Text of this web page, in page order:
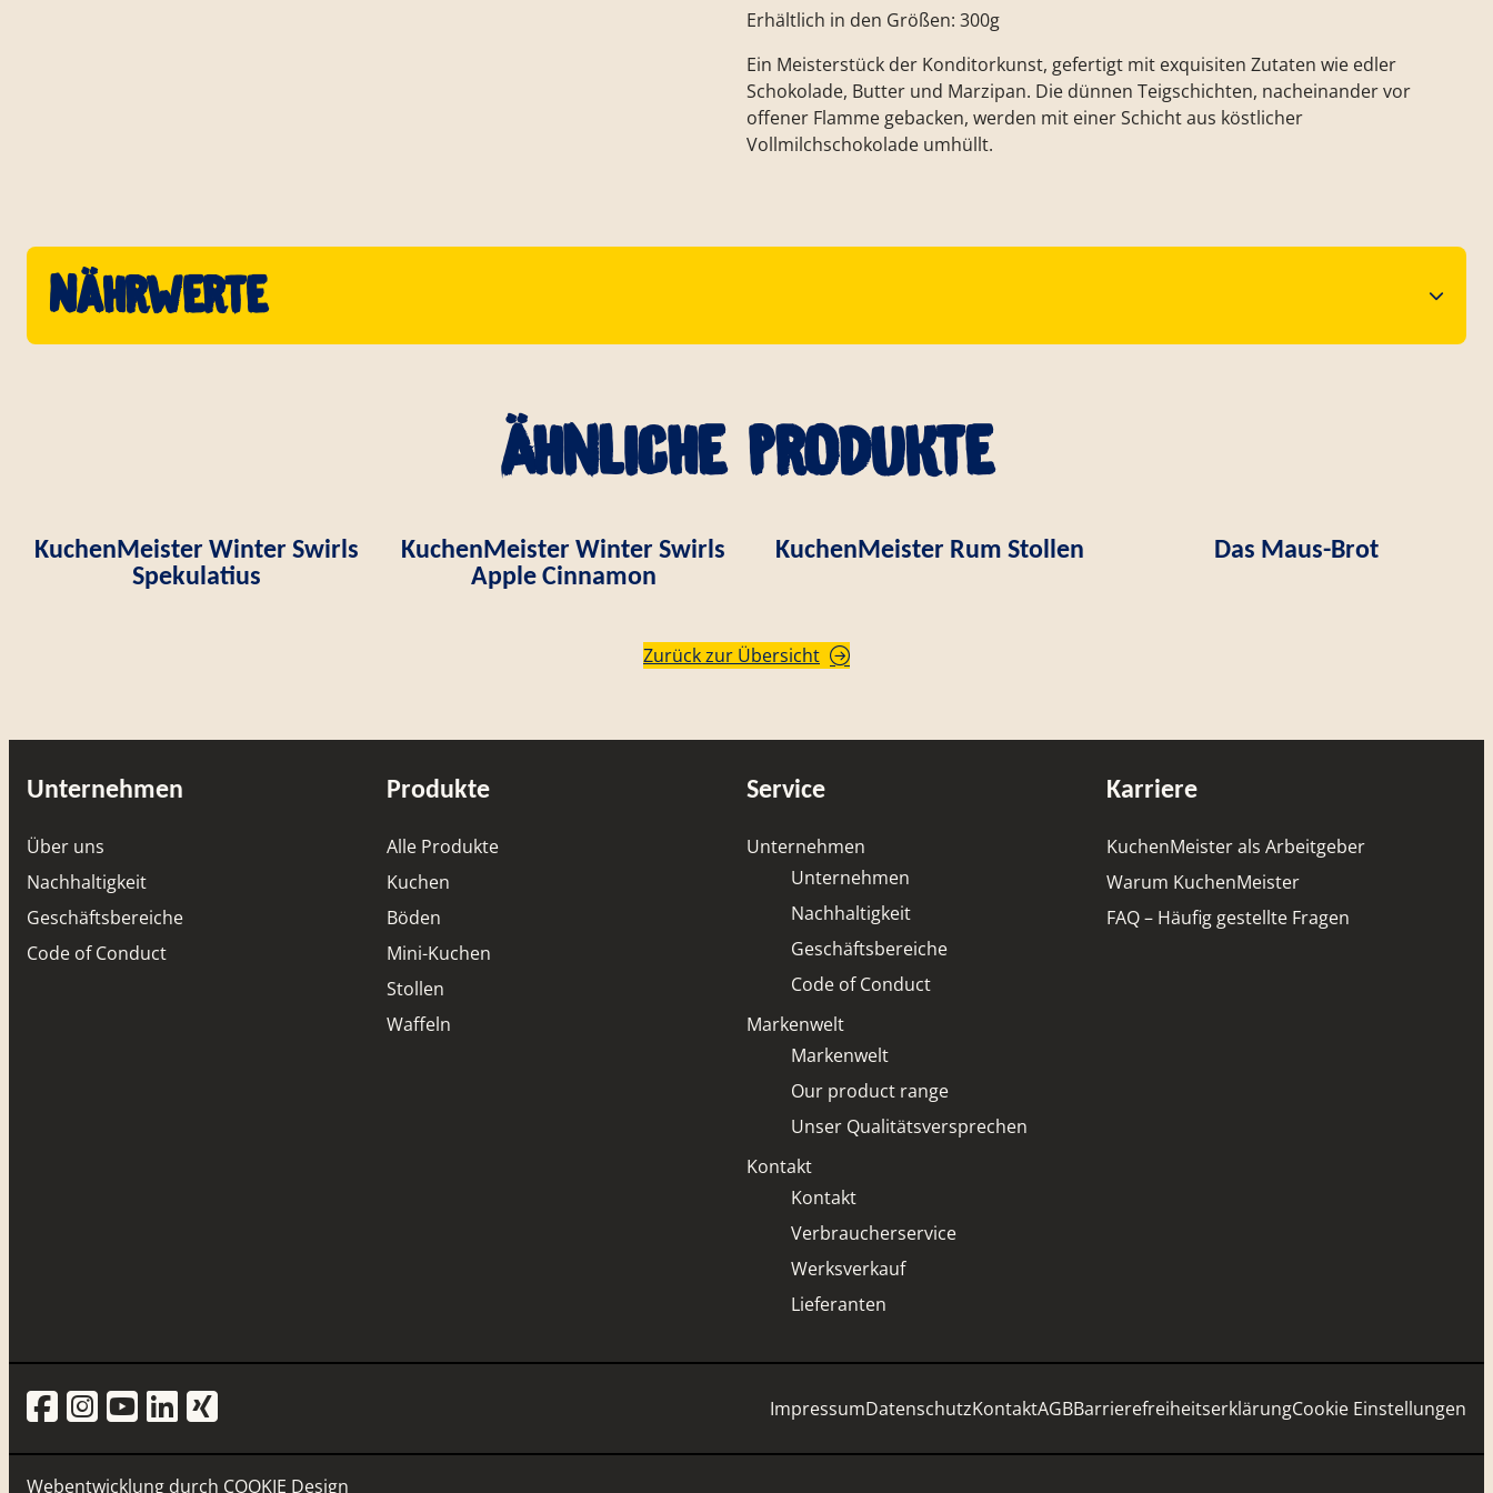
Erhältlich in den Größen: 300g
Ein Meisterstück der Konditorkunst, gefertigt mit exquisiten Zutaten wie edler
Schokolade, Butter und Marzipan. Die dünnen Teigschichten, nacheinander vor
offener Flamme gebacken, werden mit einer Schicht aus köstlicher
Vollmilchschokolade umhüllt.
Nährwerte
Ähnliche Produkte
KuchenMeister Winter Swirls
Spekulatius
KuchenMeister Winter Swirls
Apple Cinnamon
KuchenMeister Rum Stollen Das Maus-Brot
Zurück zur Übersicht
Unternehmen
Über uns
Nachhaltigkeit
Geschäftsbereiche
Code of Conduct
Produkte
Alle Produkte
Kuchen
Böden
Mini-Kuchen
Stollen
Waffeln
Service
Unternehmen
Unternehmen
Nachhaltigkeit
Geschäftsbereiche
Code of Conduct
Markenwelt
Markenwelt
Our product range
Unser Qualitätsversprechen
Kontakt
Kontakt
Verbraucherservice
Werksverkauf
Lieferanten
Karriere
KuchenMeister als Arbeitgeber
Warum KuchenMeister
FAQ – Häufig gestellte Fragen
ImpressumDatenschutzKontaktAGBBarrierefreiheitserklärungCookie Einstellungen
Webentwicklung durch COOKIE Design